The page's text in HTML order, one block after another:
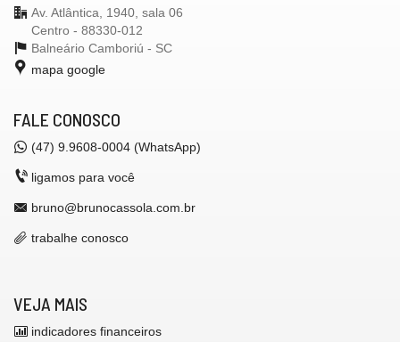
Av. Atlântica, 1940, sala 06
Centro - 88330-012
Balneário Camboriú - SC
mapa google
FALE CONOSCO
(47) 9.9608-0004 (WhatsApp)
ligamos para você
bruno@brunocassola.com.br
trabalhe conosco
VEJA MAIS
indicadores financeiros